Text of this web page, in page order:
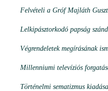
Felvételi a Gróf Majláth
Lelkipásztorkodó papság
Végrendeletek megírásának
Millenniumi televíziós
Történelmi sematizmus